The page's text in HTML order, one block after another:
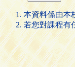
本資料係由本
若您對課程有